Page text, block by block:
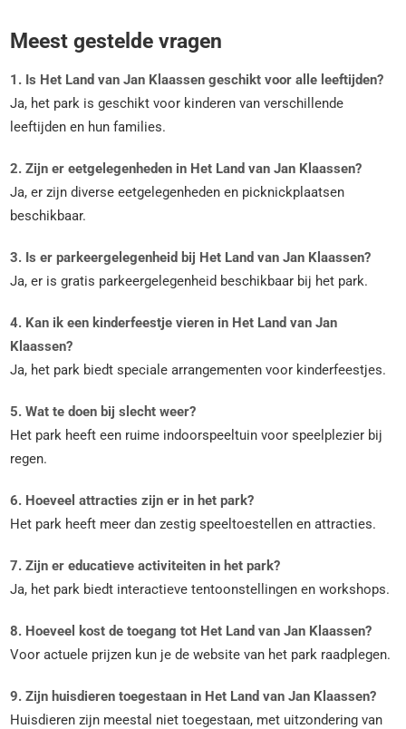
Meest gestelde vragen
1. Is Het Land van Jan Klaassen geschikt voor alle leeftijden?
Ja, het park is geschikt voor kinderen van verschillende
leeftijden en hun families.
2. Zijn er eetgelegenheden in Het Land van Jan Klaassen?
Ja, er zijn diverse eetgelegenheden en picknickplaatsen
beschikbaar.
3. Is er parkeergelegenheid bij Het Land van Jan Klaassen?
Ja, er is gratis parkeergelegenheid beschikbaar bij het park.
4. Kan ik een kinderfeestje vieren in Het Land van Jan
Klaassen?
Ja, het park biedt speciale arrangementen voor kinderfeestjes.
5. Wat te doen bij slecht weer?
Het park heeft een ruime indoorspeeltuin voor speelplezier bij
regen.
6. Hoeveel attracties zijn er in het park?
Het park heeft meer dan zestig speeltoestellen en attracties.
7. Zijn er educatieve activiteiten in het park?
Ja, het park biedt interactieve tentoonstellingen en workshops.
8. Hoeveel kost de toegang tot Het Land van Jan Klaassen?
Voor actuele prijzen kun je de website van het park raadplegen.
9. Zijn huisdieren toegestaan in Het Land van Jan Klaassen?
Huisdieren zijn meestal niet toegestaan, met uitzondering van